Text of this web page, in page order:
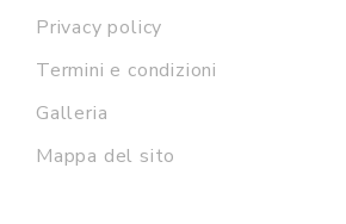
Privacy policy
Termini e condizioni
Galleria
Mappa del sito